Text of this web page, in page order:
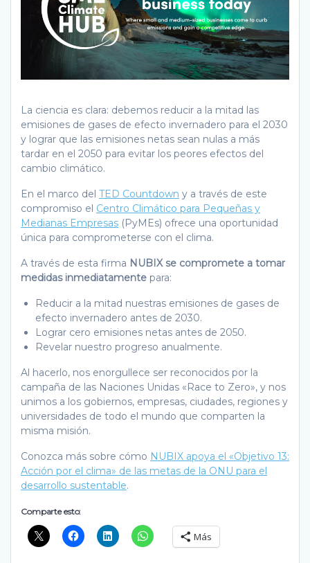
La ciencia es clara: debemos reducir a la mitad las
emisiones de gases de efecto invernadero para el 2030
y lograr que las emisiones netas sean nulas a más
tardar en el 2050 para evitar los peores efectos del
cambio climático.
En el marco del TED Countdown y a través de este
compromiso el Centro Climático para Pequeñas y
Medianas Empresas (PyMEs) ofrece una oportunidad
única para comprometerse con el clima.
A través de esta firma NUBIX se compromete a tomar
medidas inmediatamente para:
Reducir a la mitad nuestras emisiones de gases de
efecto invernadero antes de 2030.
Lograr cero emisiones netas antes de 2050.
Revelar nuestro progreso anualmente.
Al hacerlo, nos enorgullece ser reconocidos por la
campaña de las Naciones Unidas «Race to Zero», y nos
unimos a los gobiernos, empresas, ciudades, regiones y
universidades de todo el mundo que comparten la
misma misión.
Conozca más sobre cómo NUBIX apoya el «Objetivo 13:
Acción por el clima» de las metas de la ONU para el
desarrollo sustentable.
Comparte esto:
Más